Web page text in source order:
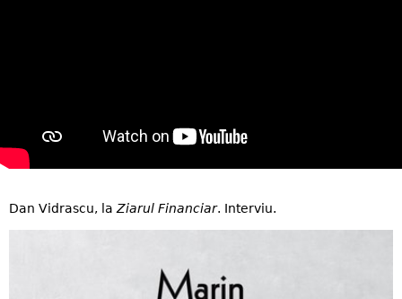
Dan Vidrascu, la Ziarul Financiar. Interviu.